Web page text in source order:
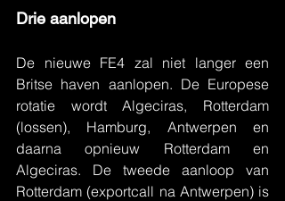
Drie aanlopen
De nieuwe FE4 zal niet langer een
Britse haven aanlopen. De Europese
rotatie wordt Algeciras, Rotterdam
(lossen), Hamburg, Antwerpen en
daarna opnieuw Rotterdam en
Algeciras. De tweede aanloop van
Rotterdam (exportcall na Antwerpen) is